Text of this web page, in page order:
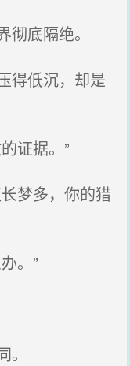
底隔绝。
得低沉，却是
证据。”
梦多，你的猎
。”